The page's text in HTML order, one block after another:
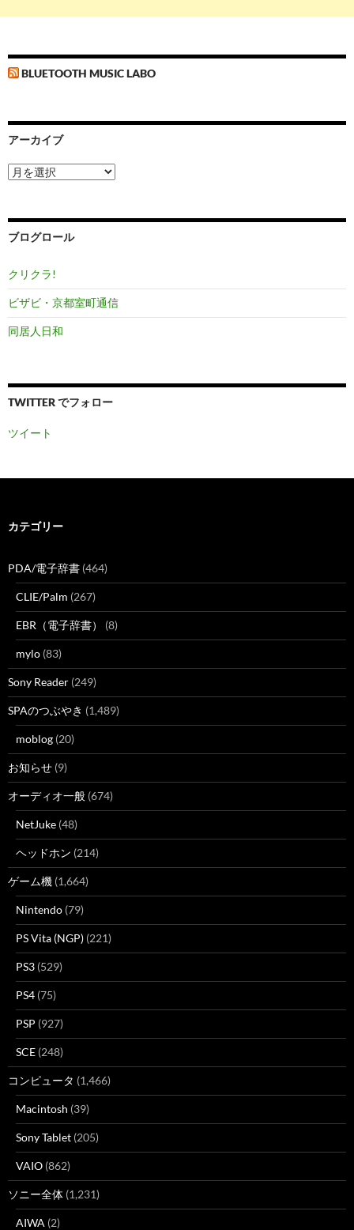
BLUETOOTH MUSIC LABO
アーカイブ
ア
ー
ブ
ブログロール
クリクラ!
ビザビ・京都室町通信
同居人日和
TWITTER でフォロー
ツイート
カテゴリー
PDA/電子辞書 (464)
CLIE/Palm (267)
EBR（電子辞書） (8)
mylo (83)
Sony Reader (249)
SPAのつぶやき (1,489)
moblog (20)
お知らせ (9)
オーディオ一般 (674)
NetJuke (48)
ヘッドホン (214)
ゲーム機 (1,664)
Nintendo (79)
PS Vita (NGP) (221)
PS3 (529)
PS4 (75)
PSP (927)
SCE (248)
コンピュータ (1,466)
Macintosh (39)
Sony Tablet (205)
VAIO (862)
ソニー全体 (1,231)
AIWA (2)